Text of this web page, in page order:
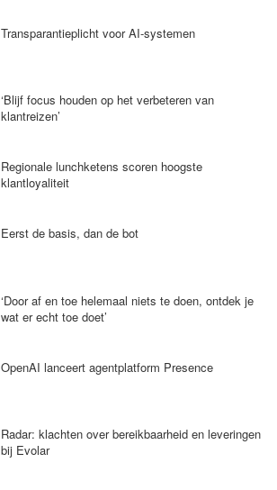
Transparantieplicht voor AI-systemen
‘Blijf focus houden op het verbeteren van
klantreizen’
Regionale lunchketens scoren hoogste
klantloyaliteit
Eerst de basis, dan de bot
‘Door af en toe helemaal niets te doen, ontdek je
wat er echt toe doet’
OpenAI lanceert agentplatform Presence
Radar: klachten over bereikbaarheid en leveringen
bij Evolar